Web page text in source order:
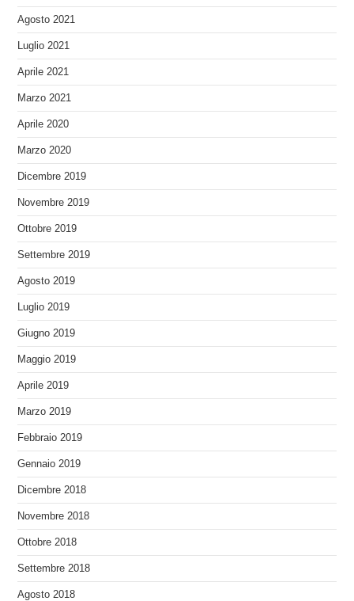
Agosto 2021
Luglio 2021
Aprile 2021
Marzo 2021
Aprile 2020
Marzo 2020
Dicembre 2019
Novembre 2019
Ottobre 2019
Settembre 2019
Agosto 2019
Luglio 2019
Giugno 2019
Maggio 2019
Aprile 2019
Marzo 2019
Febbraio 2019
Gennaio 2019
Dicembre 2018
Novembre 2018
Ottobre 2018
Settembre 2018
Agosto 2018